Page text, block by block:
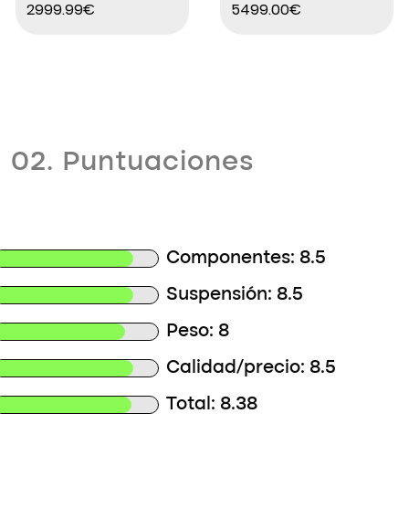
2999.99€
900 S Team
5499.00€
02. Puntuaciones
Componentes: 8.5
Suspensión: 8.5
Peso: 8
Calidad/precio: 8.5
Total: 8.38